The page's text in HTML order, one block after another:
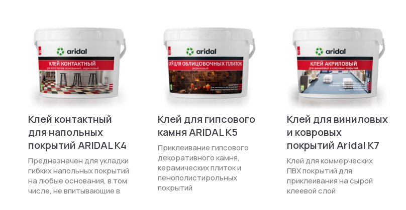
Клей контактный
для напольных
покрытий ARIDAL K4
Предназначен для укладки
гибких напольных покрытий
на любые основания, в том
числе, не впитывающие в
Клей для гипсового
камня ARIDAL K5
Приклеивание гипсового
декоративного камня,
керамических плиток и
пенополистирольных
покрытий
Клей для виниловых
и ковровых
покрытий Aridal К7
Клей для коммерческих
ПВХ покрытий для
приклеивания на сырой
клеевой слой